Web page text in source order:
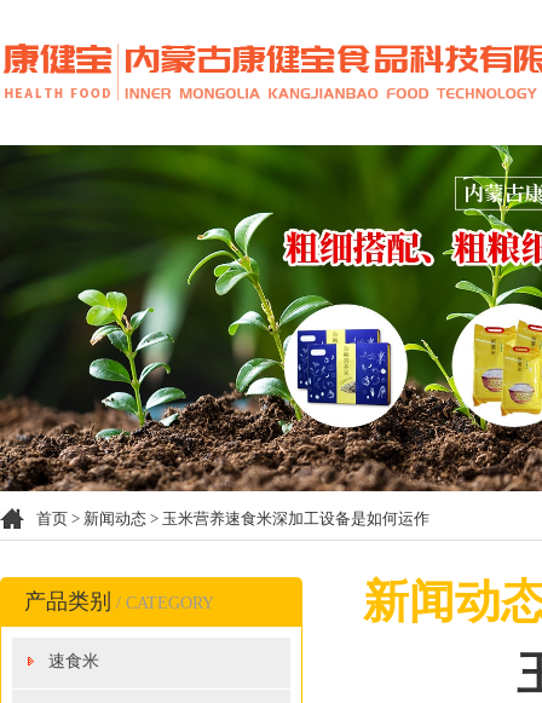
首页 > 新闻动态 > 玉米营养速食米深加工设备是如何运作
产品类别 / CATEGORY
速食米
新闻动